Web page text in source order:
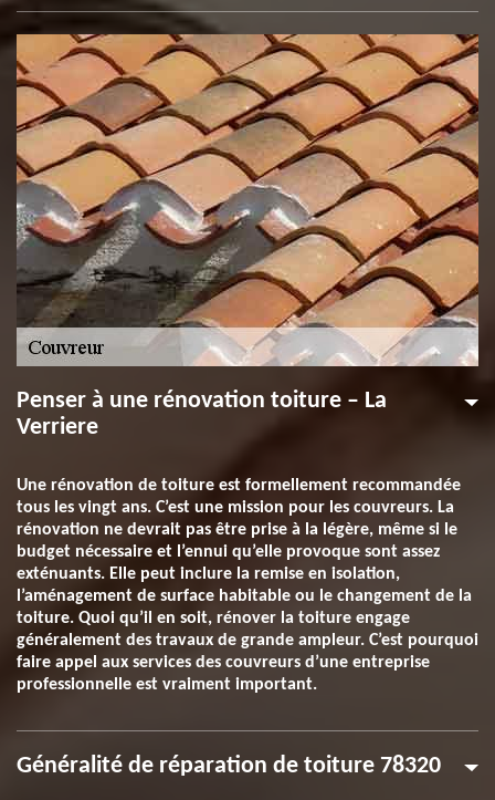
Penser à une rénovation toiture – La
Verriere
Une rénovation de toiture est formellement recommandée
tous les vingt ans. C’est une mission pour les couvreurs. La
rénovation ne devrait pas être prise à la légère, même si le
budget nécessaire et l’ennui qu’elle provoque sont assez
exténuants. Elle peut inclure la remise en isolation,
l’aménagement de surface habitable ou le changement de la
toiture. Quoi qu’il en soit, rénover la toiture engage
généralement des travaux de grande ampleur. C’est pourquoi
faire appel aux services des couvreurs d’une entreprise
professionnelle est vraiment important.
Généralité de réparation de toiture 78320